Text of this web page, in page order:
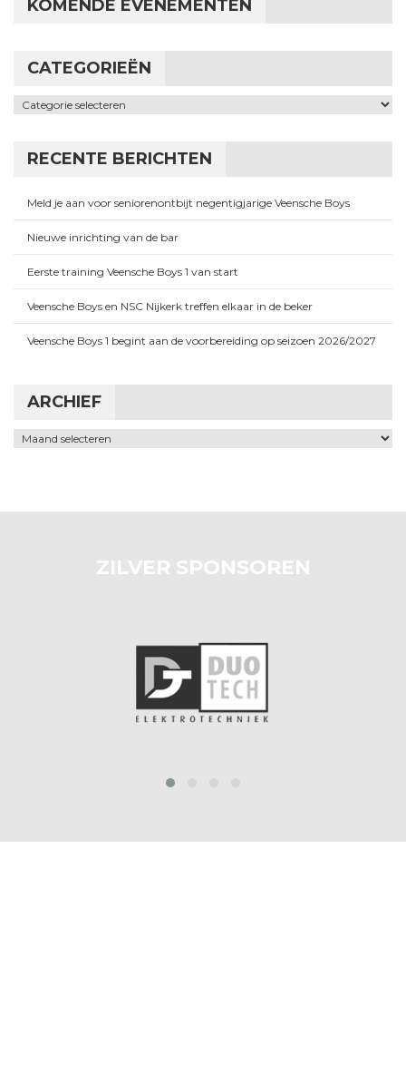
KOMENDE EVENEMENTEN
CATEGORIEËN
Categorieën
RECENTE BERICHTEN
Meld je aan voor seniorenontbijt negentigjarige Veensche Boys
Nieuwe inrichting van de bar
Eerste training Veensche Boys 1 van start
Veensche Boys en NSC Nijkerk treffen elkaar in de beker
Veensche Boys 1 begint aan de voorbereiding op seizoen 2026/2027
ARCHIEF
Archief
ZILVER SPONSOREN
prev